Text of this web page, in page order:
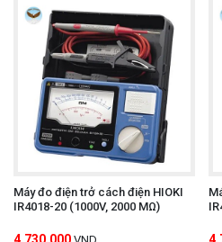
Máy đo điện trở cách điện HIOKI
IR4018-20 (1000V, 2000 MΩ)